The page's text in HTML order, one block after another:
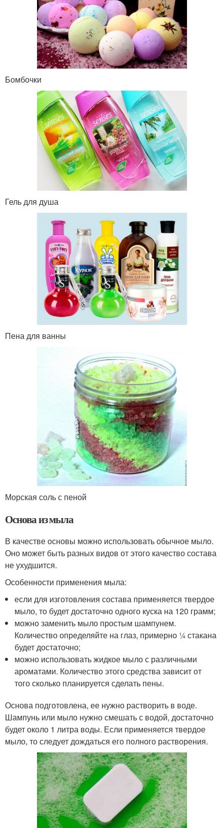
Бомбочки
Гель для душа
Пена для ванны
Морская соль с пеной
Основа из мыла
В качестве основы можно использовать обычное мыло.
Оно может быть разных видов от этого качество состава
не ухудшится.
Особенности применения мыла:
если для изготовления состава применяется твердое
мыло, то будет достаточно одного куска на 120 грамм;
можно заменить мыло простым шампунем.
Количество определяйте на глаз, примерно ¼ стакана
будет достаточно;
можно использовать жидкое мыло с различными
ароматами. Количество этого средства зависит от
того сколько планируется сделать пены.
Основа подготовлена, ее нужно растворить в воде.
Шампунь или мыло нужно смешать с водой, достаточно
будет около 1 литра воды. Если применяется твердое
мыло, то следует дождаться его полного растворения.